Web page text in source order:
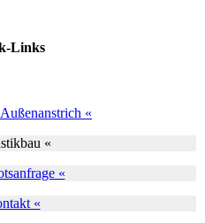
Links
«
«
«
«